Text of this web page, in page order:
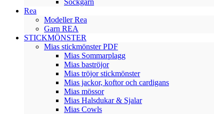
Sockgarn
Rea
Modeller Rea
Garn REA
STICKMÖNSTER
Mias stickmönster PDF
Mias Sommarplagg
Mias baströjor
Mias tröjor stickmönster
Mias jackor, koftor och cardigans
Mias mössor
Mias Halsdukar & Sjalar
Mias Cowls